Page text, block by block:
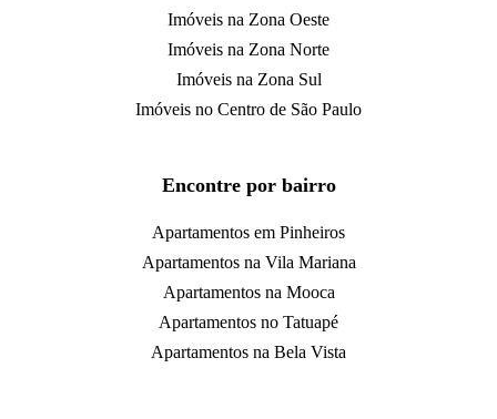
Imóveis na Zona Oeste
Imóveis na Zona Norte
Imóveis na Zona Sul
Imóveis no Centro de São Paulo
Encontre por bairro
Apartamentos em Pinheiros
Apartamentos na Vila Mariana
Apartamentos na Mooca
Apartamentos no Tatuapé
Apartamentos na Bela Vista